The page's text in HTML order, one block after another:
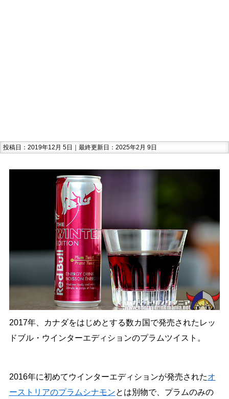
投稿日：2019年12月 5日｜最終更新日：2025年2月 9日
2017年、カナダをはじめとする数カ国で発売されたレッ
ドブル・ウインターエディションのプラムツイスト。
2016年に初めてウインターエディションが発売されたオ
ーストリアのプラムシナモンとは別物で、プラムのみの